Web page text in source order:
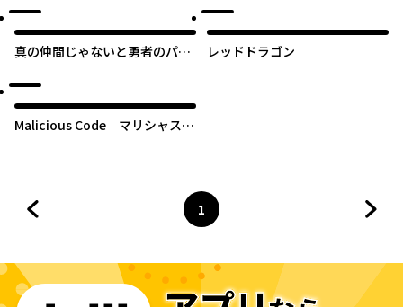
真の仲間じゃないと勇者のパー
境でスローライフすることにし
ました
レッドドラゴン
Malicious Code マリシャスコ
ページ
1
へ